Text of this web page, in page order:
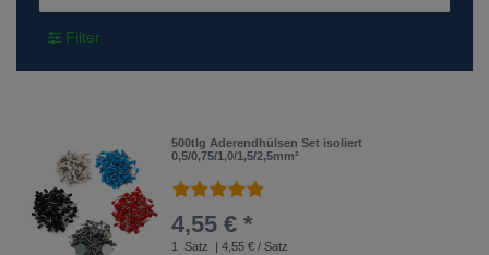
Filter
500tlg Aderendhülsen Set isoliert
0,5/0,75/1,0/1,5/2,5mm²
4,55 € *
1 Satz | 4,55 € / Satz